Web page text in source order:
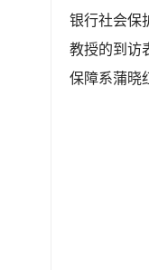
银行社会保
教授的到访
保障系蒲晓